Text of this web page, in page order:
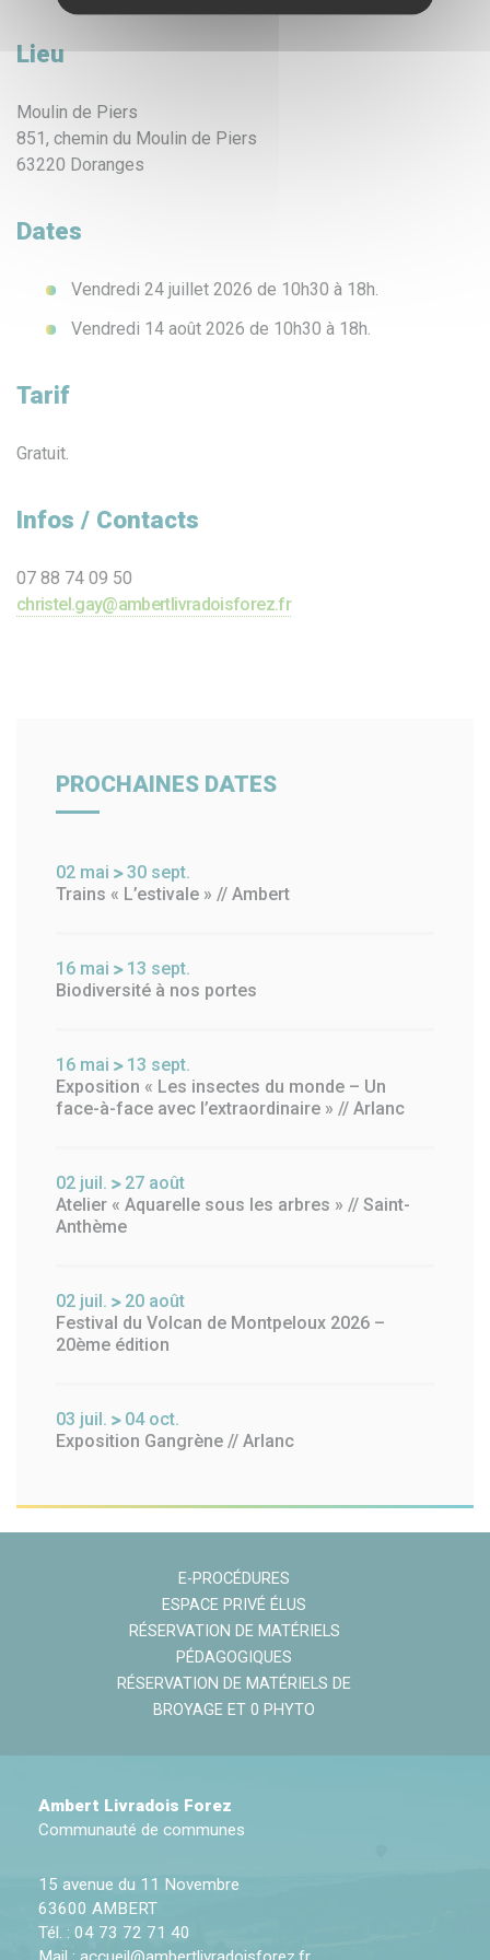
Lieu
Moulin de Piers
851, chemin du Moulin de Piers
63220 Doranges
Dates
Vendredi 24 juillet 2026 de 10h30 à 18h.
Vendredi 14 août 2026 de 10h30 à 18h.
Tarif
Gratuit.
Infos / Contacts
07 88 74 09 50
christel.gay@ambertlivradoisforez.fr
PROCHAINES DATES
02 mai 30 sept.
Trains « L’estivale » // Ambert
16 mai 13 sept.
Biodiversité à nos portes
16 mai 13 sept.
Exposition « Les insectes du monde – Un
face-à-face avec l’extraordinaire » // Arlanc
02 juil. 27 août
Atelier « Aquarelle sous les arbres » // Saint-
Anthème
02 juil. 20 août
Festival du Volcan de Montpeloux 2026 –
20ème édition
03 juil. 04 oct.
Exposition Gangrène // Arlanc
E-PROCÉDURES
ESPACE PRIVÉ ÉLUS
RÉSERVATION DE MATÉRIELS
PÉDAGOGIQUES
RÉSERVATION DE MATÉRIELS DE
BROYAGE ET 0 PHYTO
Ambert Livradois Forez
Communauté de communes
15 avenue du 11 Novembre
63600 AMBERT
Tél. : 04 73 72 71 40